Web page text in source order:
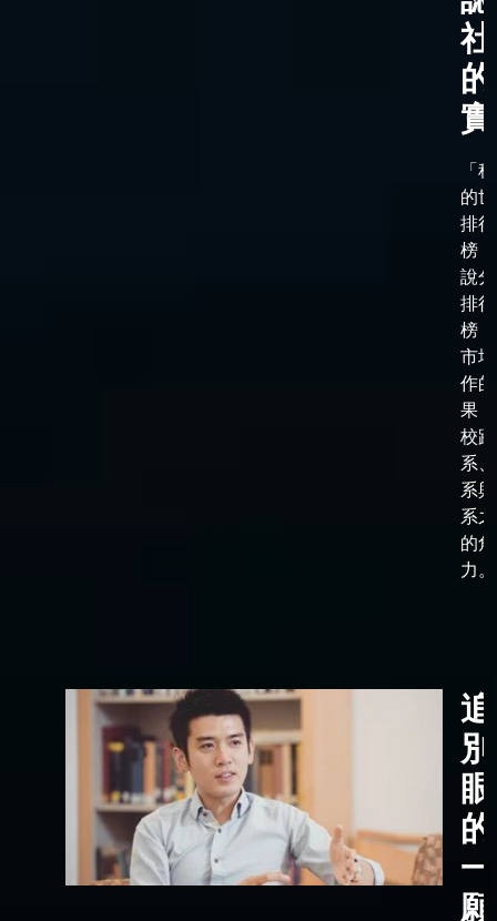
實
「
的
排行
榜
說
排行
榜
市
作
果
校跟
系
系
系
的角
力